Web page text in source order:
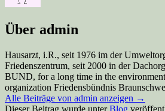
Über admin
Hausarzt, i.R., seit 1976 im der
Friedenszentrum, seit 2000 in der
BUND, for a long time in the
organization Friedensbündnis
Alle Beiträge von admin anzeigen →
Dieser Beitrag wurde unterBlog